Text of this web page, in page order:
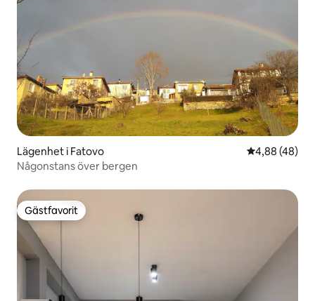
Lägenhet i Fatovo 4,88 av 5 i
4,88 (48)
Någonstans över bergen
Gästfavorit
Gästfavorit